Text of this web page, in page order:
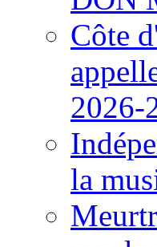
Côte
2026-
la